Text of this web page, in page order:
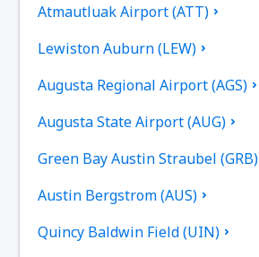
Atmautluak Airport (ATT)
Lewiston Auburn (LEW)
Augusta Regional Airport (AGS)
Augusta State Airport (AUG)
Green Bay Austin Straubel (GRB)
Austin Bergstrom (AUS)
Quincy Baldwin Field (UIN)